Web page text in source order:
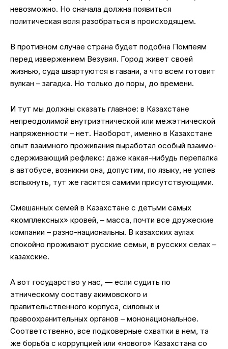
невозможно. Но сначала должна появиться
политическая воля разобраться в происходящем.
В противном случае страна будет подобна Помпеям
перед извержением Везувия. Город живет своей
жизнью, суда швартуются в гавани, а что всем готовит
вулкан – загадка. Но только до поры, до времени.
И тут мы должны сказать главное: в Казахстане
непреодолимой внутриэтнической или межэтнической
напряженности – нет. Наоборот, именно в Казахстане
опыт взаимного проживания выработал особый взаимо-
сдерживающий рефлекс: даже какая-нибудь перепалка
в автобусе, возникни она, допустим, по языку, не успев
вспыхнуть, тут же гасится самими присутствующими.
Смешанных семей в Казахстане с детьми самых
«комплексных» кровей, – масса, почти все дружеские
компании – разно-национальны. В казахских аулах
спокойно проживают русские семьи, в русских селах –
казахские.
А вот государство у нас, — если судить по
этническому составу акимовского и
правительственного корпуса, силовых и
правоохранительных органов – мононациональное.
Соответственно, все подковерные схватки в нем, та
же борьба с коррупцией или «нового» Казахстана со